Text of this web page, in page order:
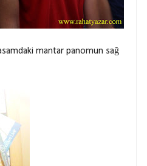
mantar panomun sağ